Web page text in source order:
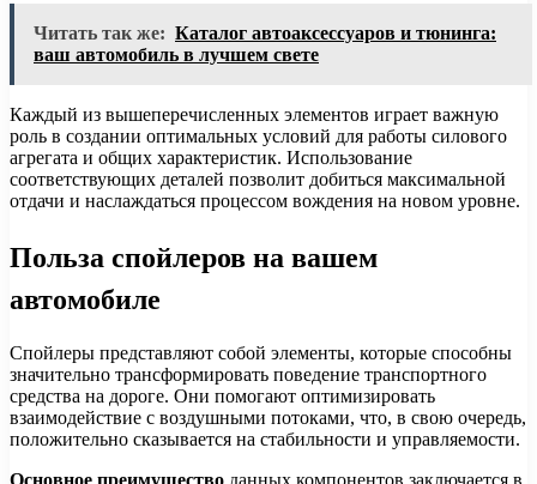
Читать так же: Каталог автоаксессуаров и тюнинга:
ваш автомобиль в лучшем свете
Каждый из вышеперечисленных элементов играет важную
роль в создании оптимальных условий для работы силового
агрегата и общих характеристик. Использование
соответствующих деталей позволит добиться максимальной
отдачи и наслаждаться процессом вождения на новом уровне.
Польза спойлеров на вашем
автомобиле
Спойлеры представляют собой элементы, которые способны
значительно трансформировать поведение транспортного
средства на дороге. Они помогают оптимизировать
взаимодействие с воздушными потоками, что, в свою очередь,
положительно сказывается на стабильности и управляемости.